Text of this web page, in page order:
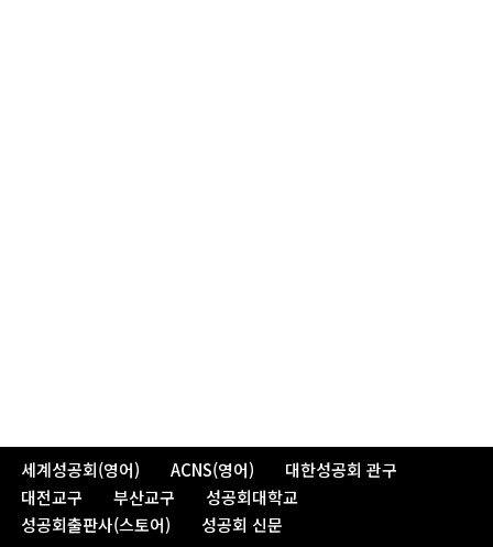
세계성공회(영어) ACNS(영어)
대한성공회 관구
대전교구
부산교구
성공회대학교
성공회출판사(스토어)
성공회 신문